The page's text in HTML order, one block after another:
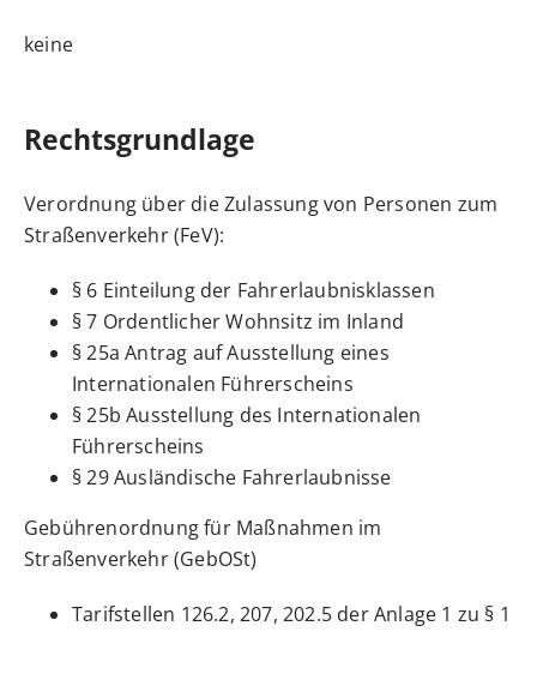
keine
Rechtsgrundlage
Verordnung über die Zulassung von Personen zum
Straßenverkehr (FeV):
§ 6 Einteilung der Fahrerlaubnisklassen
§ 7 Ordentlicher Wohnsitz im Inland
§ 25a Antrag auf Ausstellung eines
Internationalen Führerscheins
§ 25b Ausstellung des Internationalen
Führerscheins
§ 29 Ausländische Fahrerlaubnisse
Gebührenordnung für Maßnahmen im
Straßenverkehr (GebOSt)
Tarifstellen 126.2, 207, 202.5 der Anlage 1 zu § 1